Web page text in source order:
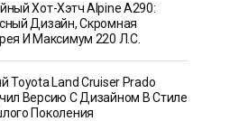
Хот-Хэтч Alpine A290:
Дизайн, Скромная
И Максимум 220 Л.с.
Toyota Land Cruiser Prado
Версию С Дизайном В Стиле
Поколения